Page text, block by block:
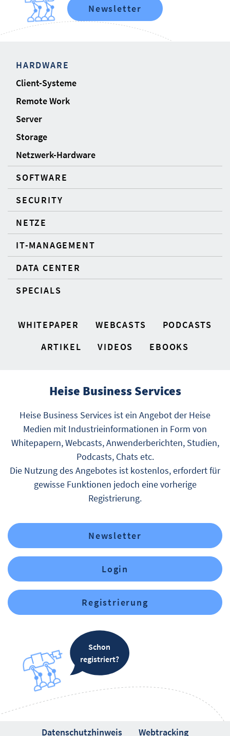
Newsletter
HARDWARE
Client-Systeme
Remote Work
Server
Storage
Netzwerk-Hardware
SOFTWARE
SECURITY
NETZE
IT-MANAGEMENT
DATA CENTER
SPECIALS
WHITEPAPER WEBCASTS
PODCASTS
ARTIKEL
VIDEOS EBOOKS
Heise Business Services
Heise Business Services ist ein Angebot der Heise
Medien mit Industrieinformationen in Form von
Whitepapern, Webcasts, Anwenderberichten, Studien,
Podcasts, Chats etc.
Die Nutzung des Angebotes ist kostenlos, erfordert für
gewisse Funktionen jedoch eine vorherige
Registrierung.
Newsletter
Login
Registrierung
Schon
registriert?
Datenschutzhinweis Webtracking